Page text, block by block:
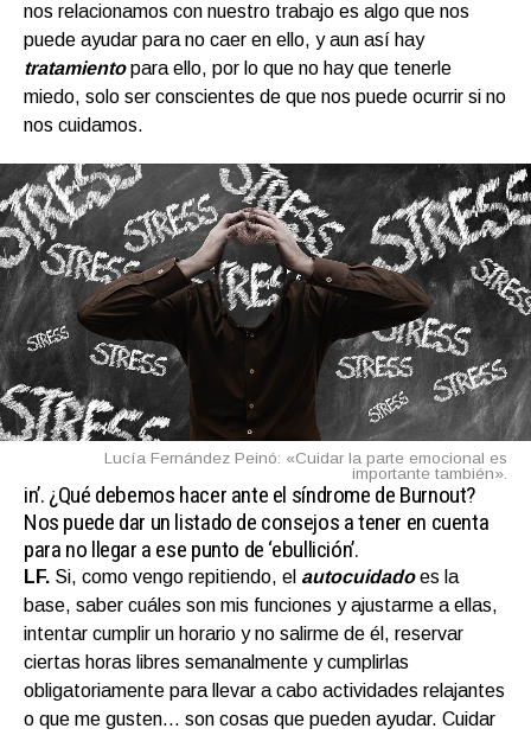
nos relacionamos con nuestro trabajo es algo que nos
puede ayudar para no caer en ello, y aun así hay
tratamientopara ello, por lo que no hay que tenerle
miedo, solo ser conscientes de que nos puede ocurrir si no
nos cuidamos.
Lucía Fernández Peinó: «Cuidar la parte emocional es
importante también».
in’. ¿Qué debemos hacer ante el síndrome de Burnout?
Nos puede dar un listado de consejos a tener en cuenta
para no llegar a ese punto de ‘ebullición’.
LF. Si, como vengo repitiendo, el autocuidadoes la
base, saber cuáles son mis funciones y ajustarme a ellas,
intentar cumplir un horario y no salirme de él, reservar
ciertas horas libres semanalmente y cumplirlas
obligatoriamente para llevar a cabo actividades relajantes
o que me gusten… son cosas que pueden ayudar. Cuidar